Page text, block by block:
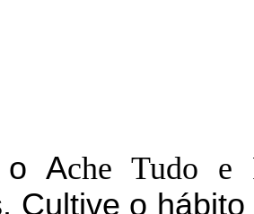
Ache Tudo e
Cultive o